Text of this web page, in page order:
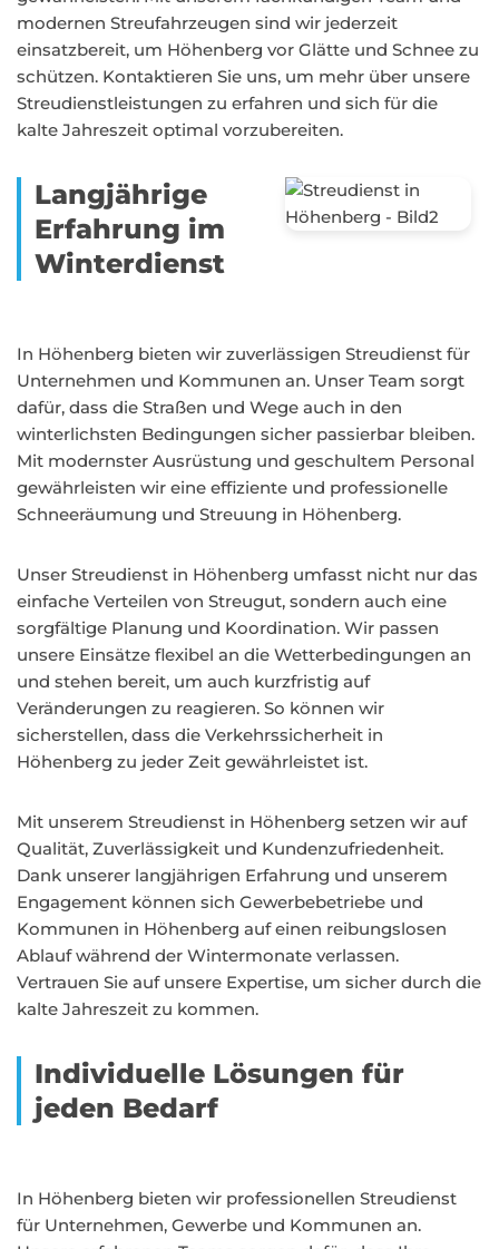
modernen Streufahrzeugen sind wir jederzeit
einsatzbereit, um Höhenberg vor Glätte und Schnee zu
schützen. Kontaktieren Sie uns, um mehr über unsere
Streudienstleistungen zu erfahren und sich für die
kalte Jahreszeit optimal vorzubereiten.
Langjährige
Erfahrung im
Winterdienst
In Höhenberg bieten wir zuverlässigen Streudienst für
Unternehmen und Kommunen an. Unser Team sorgt
dafür, dass die Straßen und Wege auch in den
winterlichsten Bedingungen sicher passierbar bleiben.
Mit modernster Ausrüstung und geschultem Personal
gewährleisten wir eine effiziente und professionelle
Schneeräumung und Streuung in Höhenberg.
Unser Streudienst in Höhenberg umfasst nicht nur das
einfache Verteilen von Streugut, sondern auch eine
sorgfältige Planung und Koordination. Wir passen
unsere Einsätze flexibel an die Wetterbedingungen an
und stehen bereit, um auch kurzfristig auf
Veränderungen zu reagieren. So können wir
sicherstellen, dass die Verkehrssicherheit in
Höhenberg zu jeder Zeit gewährleistet ist.
Mit unserem Streudienst in Höhenberg setzen wir auf
Qualität, Zuverlässigkeit und Kundenzufriedenheit.
Dank unserer langjährigen Erfahrung und unserem
Engagement können sich Gewerbebetriebe und
Kommunen in Höhenberg auf einen reibungslosen
Ablauf während der Wintermonate verlassen.
Vertrauen Sie auf unsere Expertise, um sicher durch die
kalte Jahreszeit zu kommen.
Individuelle Lösungen für
jeden Bedarf
In Höhenberg bieten wir professionellen Streudienst
für Unternehmen, Gewerbe und Kommunen an.